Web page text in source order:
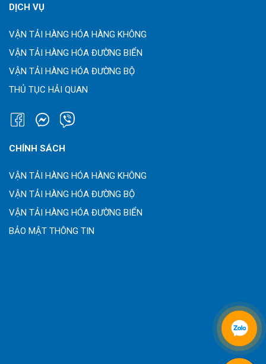
DỊCH VỤ
VẬN TẢI HÀNG HÓA HÀNG KHÔNG
VẬN TẢI HÀNG HÓA ĐƯỜNG BIỂN
VẬN TẢI HÀNG HÓA ĐƯỜNG BỘ
THỦ TỤC HẢI QUAN
CHÍNH SÁCH
VẬN TẢI HÀNG HÓA HÀNG KHÔNG
VẬN TẢI HÀNG HÓA ĐƯỜNG BỘ
VẬN TẢI HÀNG HÓA ĐƯỜNG BIỂN
BẢO MẬT THÔNG TIN